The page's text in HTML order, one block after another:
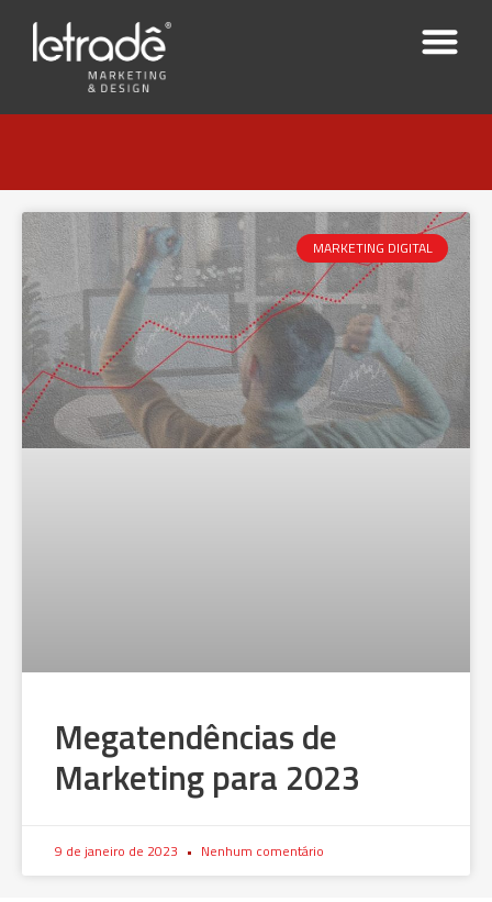
MARKETING DIGITAL
Megatendências de
Marketing para 2023
9 de janeiro de 2023 Nenhum comentário